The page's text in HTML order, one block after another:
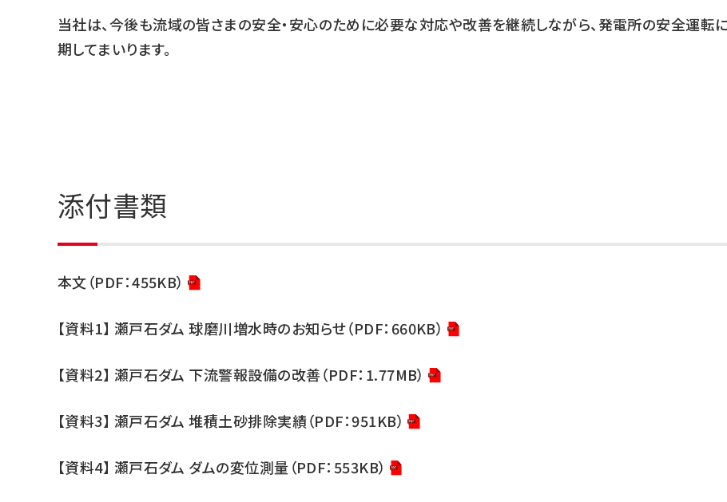
当社は、今後も流域の皆さまの安全・安心のために必要な対応や改善を継続しながら、発電所の安全運転
期してまいります。
添付書類
本文（PDF：455KB）
【資料1】 瀬戸石ダム 球磨川増水時のお知らせ（PDF：660KB）
【資料2】 瀬戸石ダム 下流警報設備の改善（PDF：1.77MB）
【資料3】 瀬戸石ダム 堆積土砂排除実績（PDF：951KB）
【資料4】 瀬戸石ダム ダムの変位測量（PDF：553KB）